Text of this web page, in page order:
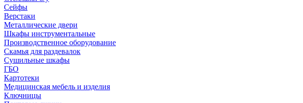
Сейфы
Верстаки
Металлические двери
Шкафы инструментальные
Производственное оборудование
Скамья для раздевалок
Сушильные шкафы
ГБО
Картотеки
Медицинская мебель и изделия
Ключницы